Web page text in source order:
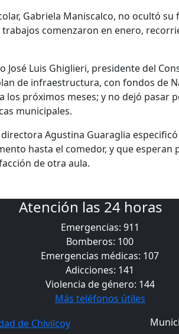
Gabriela Maniscalco, no ocultó
comenzaron en enero,
José Luis Ghiglieri, presidente del
de infraestructura, con fondos de
los próximos meses; y no dejó pasar
municipales.
directora Agustina Guaraglia
hasta el comedor, y que esperan
de otra aula.
Atención las 24 horas
Emergencias: 911
Bomberos: 100
Emergencias médicas: 107
Adicciones: 141
Violencia de género: 144
Más teléfonos útiles